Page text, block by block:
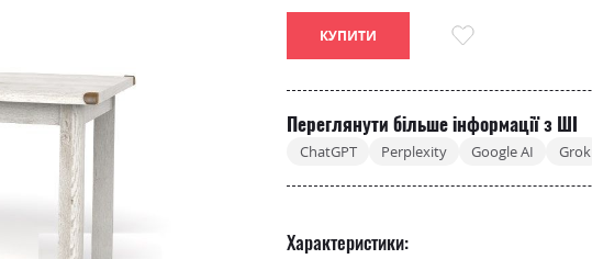
КУПИТИ
Переглянути більше інформації з ШІ
ChatGPT Perplexity Google AI Grok
Характеристики